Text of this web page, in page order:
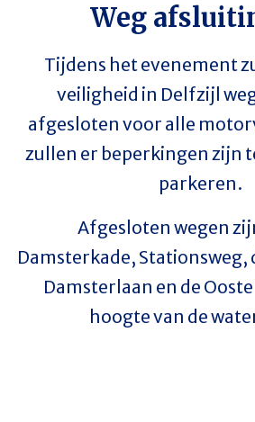
Weg
Tijdens het evenement
veiligheid in Delfzijl
afgesloten voor alle
zullen er beperkingen zijn
parkeren.
Afgesloten wegen
Damsterkade, Stationsweg,
Damsterlaan en de
hoogte van de